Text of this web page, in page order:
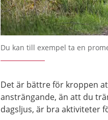
Du kan till exempel ta en
Det är bättre för kroppen
ansträngande, än att du
dagsljus, är bra aktiviteter